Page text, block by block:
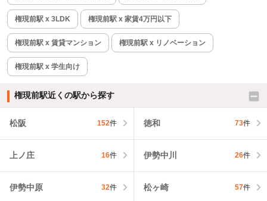
権現前駅 x 3LDK 権現前駅 x 家賃4万円以下
権現前駅 x 賃貸マンション 権現前駅 x リノベーション
権現前駅 x 学生向け
権現前駅近くの駅から探す
松阪 152件 徳和 73件
上ノ庄 16件 伊勢中川 26件
伊勢中原 32件 松ヶ崎 57件